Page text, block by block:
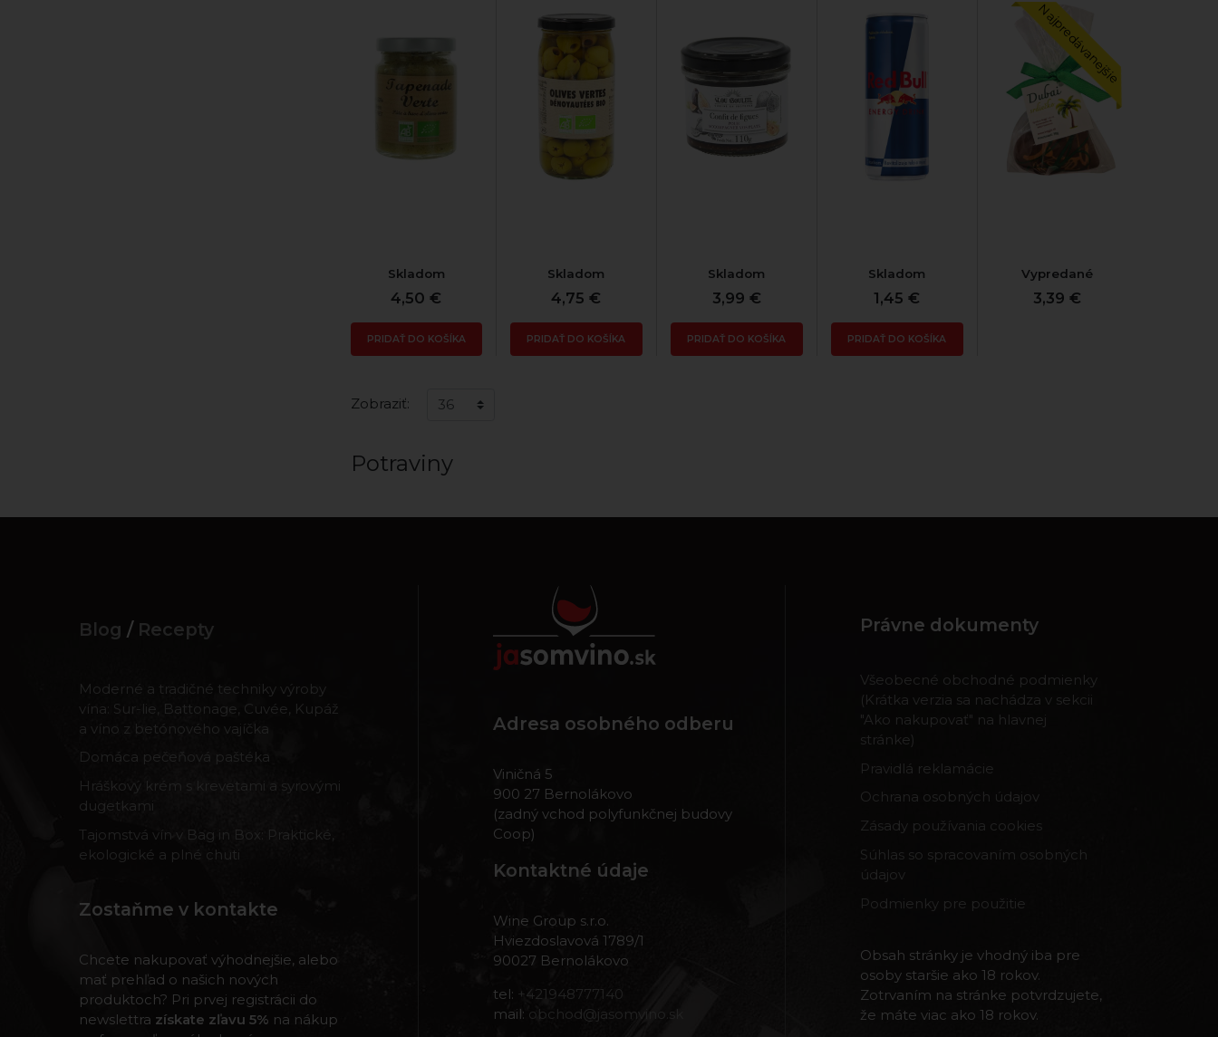
Skladom
4,50 €
PRIDAŤ DO KOŠÍKA
Skladom
4,75 €
PRIDAŤ DO KOŠÍKA
Skladom
3,99 €
PRIDAŤ DO KOŠÍKA
Skladom
1,45 €
PRIDAŤ DO KOŠÍKA
Najpredávanejšie
Vypredané
3,39 €
Zobraziť:
Potraviny
Blog / Recepty
Moderné a tradičné techniky výroby
vína: Sur-lie, Battonage, Cuvée, Kupáž
a víno z betónového vajíčka
Domáca pečeňová paštéka
Hráškový krém s krevetami a syrovými
dugetkami
Tajomstvá vín v Bag in Box: Praktické,
ekologické a plné chuti
Zostaňme v kontakte
Chcete nakupovať výhodnejšie, alebo
mať prehľad o našich nových
produktoch? Pri prvej registrácii do
newslettra získate zľavu 5% na nákup
Adresa osobného odberu
Viničná 5
900 27 Bernolákovo
(zadný vchod polyfunkčnej budovy
Coop)
Kontaktné údaje
Wine Group s.r.o.
Hviezdoslavová 1789/1
90027 Bernolákovo
tel: +421948777140
mail: obchod@jasomvino.sk
Právne dokumenty
Všeobecné obchodné podmienky
(Krátka verzia sa nachádza v sekcii
"Ako nakupovať" na hlavnej
stránke)
Pravidlá reklamácie
Ochrana osobných údajov
Zásady používania cookies
Súhlas so spracovaním osobných
údajov
Podmienky pre použitie
Obsah stránky je vhodný iba pre
osoby staršie ako 18 rokov.
Zotrvaním na stránke potvrdzujete,
že máte viac ako 18 rokov.